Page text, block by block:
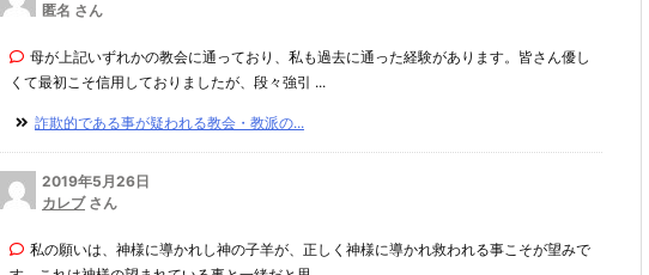
匿名 さん
母が上記いずれかの教会に通っており、私も過去に通った経験があります。皆さん優し
くて最初こそ信用しておりましたが、段々強引 ...
詐欺的である事が疑われる教会・教派の...
2019年5月26日
カレブさん
私の願いは、神様に導かれし神の子羊が、正しく神様に導かれ救われる事こそが望みで